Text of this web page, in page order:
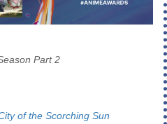
Part 2
of the Scorching Sun